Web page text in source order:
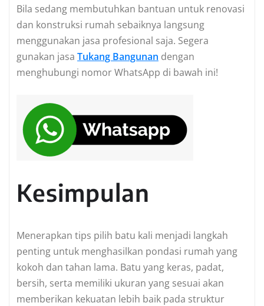
Bila sedang membutuhkan bantuan untuk renovasi
dan konstruksi rumah sebaiknya langsung
menggunakan jasa profesional saja. Segera
gunakan jasa Tukang Bangunan dengan
menghubungi nomor WhatsApp di bawah ini!
Kesimpulan
Menerapkan tips pilih batu kali menjadi langkah
penting untuk menghasilkan pondasi rumah yang
kokoh dan tahan lama. Batu yang keras, padat,
bersih, serta memiliki ukuran yang sesuai akan
memberikan kekuatan lebih baik pada struktur